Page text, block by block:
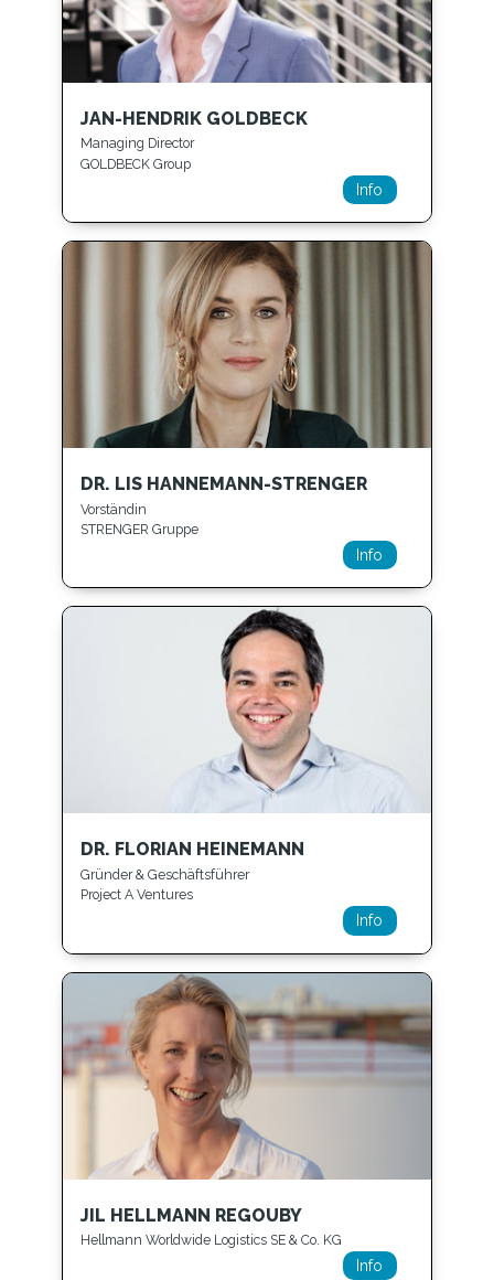
JAN-HENDRIK GOLDBECK
Managing Director
GOLDBECK Group
Info
DR. LIS HANNEMANN-STRENGER
Vorständin
STRENGER Gruppe
Info
DR. FLORIAN HEINEMANN
Gründer & Geschäftsführer
Project A Ventures
Info
JIL HELLMANN REGOUBY
Hellmann Worldwide Logistics SE & Co. KG
Info